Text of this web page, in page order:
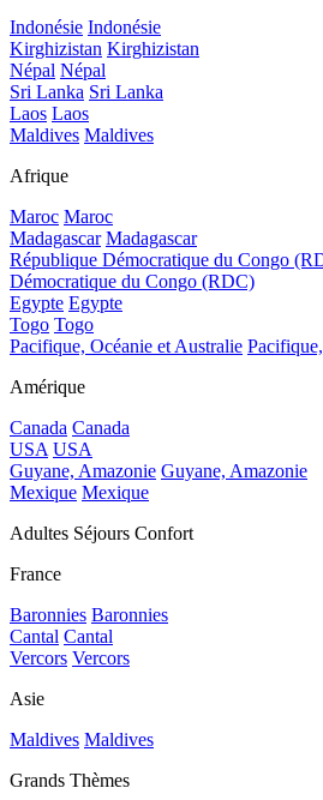
Indonésie Indonésie
Kirghizistan Kirghizistan
Népal Népal
Sri Lanka Sri Lanka
Laos Laos
Maldives Maldives
Afrique
Maroc Maroc
Madagascar Madagascar
République Démocratique du Congo
Démocratique du Congo (RDC)
Egypte Egypte
Togo Togo
Pacifique, Océanie et Australie
Amérique
Canada Canada
USA USA
Guyane, Amazonie Guyane, Amazonie
Mexique Mexique
Adultes Séjours Confort
France
Baronnies Baronnies
Cantal Cantal
Vercors Vercors
Asie
Maldives Maldives
Grands Thèmes